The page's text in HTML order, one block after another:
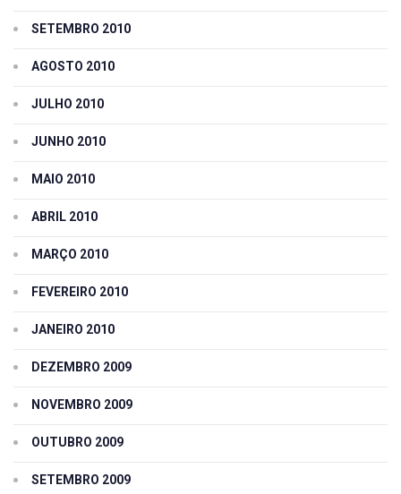
SETEMBRO 2010
AGOSTO 2010
JULHO 2010
JUNHO 2010
MAIO 2010
ABRIL 2010
MARÇO 2010
FEVEREIRO 2010
JANEIRO 2010
DEZEMBRO 2009
NOVEMBRO 2009
OUTUBRO 2009
SETEMBRO 2009